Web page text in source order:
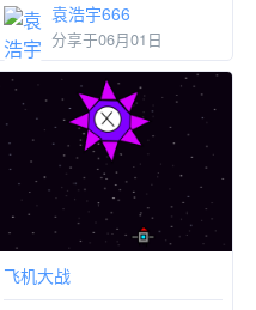
袁浩宇666
分享于06月01日
飞机大战